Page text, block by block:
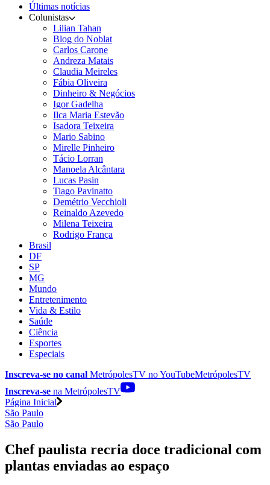
Últimas notícias
Colunistas
Lilian Tahan
Blog do Noblat
Carlos Carone
Andreza Matais
Claudia Meireles
Fábia Oliveira
Dinheiro & Negócios
Igor Gadelha
Ilca Maria Estevão
Isadora Teixeira
Mario Sabino
Mirelle Pinheiro
Tácio Lorran
Manoela Alcântara
Lucas Pasin
Tiago Pavinatto
Demétrio Vecchioli
Reinaldo Azevedo
Milena Teixeira
Rodrigo França
Brasil
DF
SP
MG
Mundo
Entretenimento
Vida & Estilo
Saúde
Ciência
Esportes
Especiais
Inscreva-se no canal MetrópolesTV noYouTubeMetrópolesTV
Inscreva-se na MetrópolesTV
Página Inicial
São Paulo
São Paulo
Chef paulista recria doce tradicional com
plantas enviadas ao espaço